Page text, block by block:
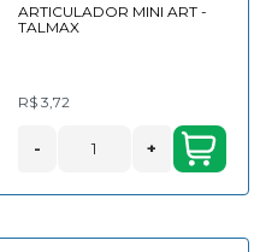
ARTICULADOR MINI ART -
TALMAX
R$ 3,72
- +